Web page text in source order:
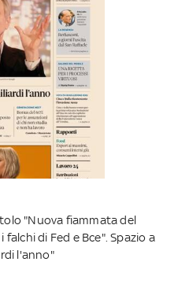
"Nuova fiammata del
di Fed e Bce". Spazio a
l'anno"